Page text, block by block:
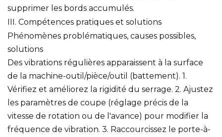
supprimer les bords accumulés.
III. Compétences pratiques et solutions
Phénomènes problématiques, causes possibles,
solutions
Des vibrations régulières apparaissent à la surface
de la machine-outil/pièce/outil (battement). 1.
Vérifiez et améliorez la rigidité du serrage. 2. Ajustez
les paramètres de coupe (réglage précis de la
vitesse de rotation ou de l'avance) pour modifier la
fréquence de vibration. 3. Raccourcissez le porte-à-